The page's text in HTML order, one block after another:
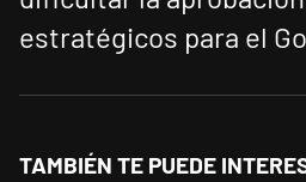
estratégicos para el
TAMBIÉN TE PUEDE